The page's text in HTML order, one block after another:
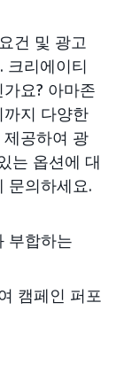
건 및 광고
크리에이티
요? 아마존
지 다양한
공하여 광
는 옵션에 대
문의하세요.
부합하는
캠페인 퍼포